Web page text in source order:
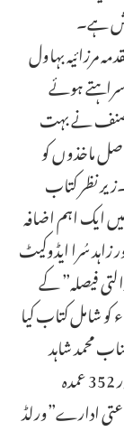
ہے۔
مرزائیہ بہاول
ہوئے
مصنف نے بہت
ماخذوں کو
نظر کتاب
ایک اہم اضافہ
سُرا ایڈوکیٹ
فیصلہ” کے
شامل کتاب کیا
محمد شاہد
حنیف نے ترتیب دیا ہے۔خوبصورت سرورق اور 352 عمدہ
ادارے”ورلڈ